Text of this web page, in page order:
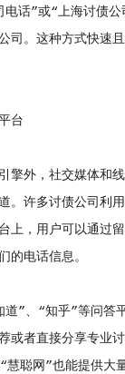
电话”或“上海讨债
司。这种方式快速
台
外，社交媒体和线
。许多讨债公司利
上，用户可以通过
的电话信息。
”、“知乎”等问答
或者直接分享专业
慧聪网”也能提供大